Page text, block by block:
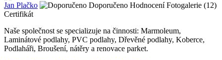
Jan Plačko Doporučeno Hodnocení Fotogalerie (12)
Certifikát
Naše společnost se specializuje na činnosti: Marmoleum,
Laminátové podlahy, PVC podlahy, Dřevěné podlahy, Koberce,
Podlaháři, Broušení, nátěry a renovace parket.